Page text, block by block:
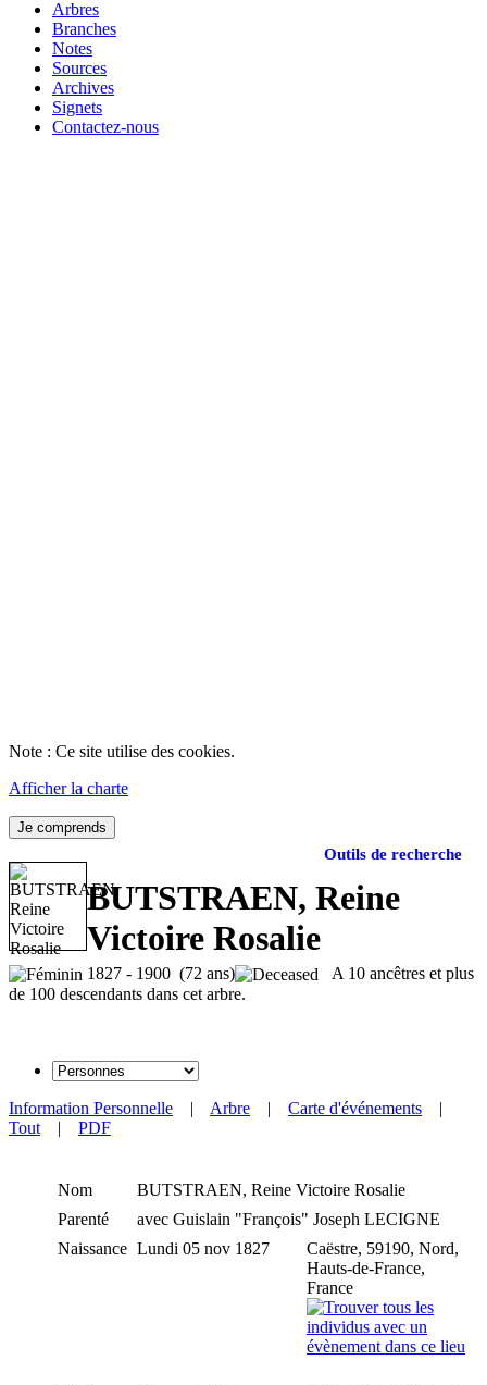
Arbres
Branches
Notes
Sources
Archives
Signets
Contactez-nous
Note : Ce site utilise des cookies.
Afficher la charte
Je comprends
Outils de recherche
BUTSTRAEN, Reine
Victoire Rosalie
1827 - 1900 (72 ans)
A 10 ancêtres et plus
de 100 descendants dans cet arbre.
Information Personnelle | Arbre | Carte d'événements |
Tout | PDF
Nom BUTSTRAEN, Reine Victoire Rosalie
Parenté
avec Guislain "François" Joseph LECIGNE
Naissance Lundi 05 nov 1827
Caëstre, 59190, Nord,
Hauts-de-France,
France